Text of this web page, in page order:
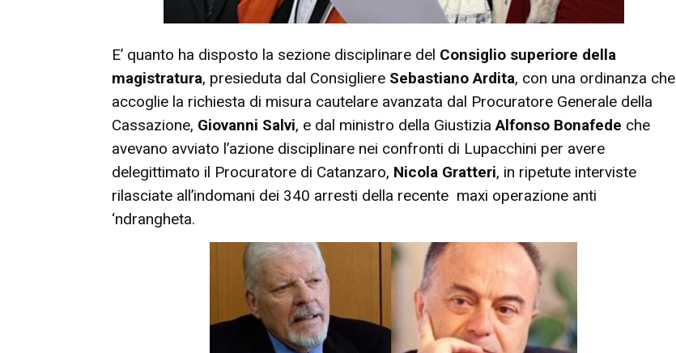
E’ quanto ha disposto la sezione disciplinare del Consiglio superiore della
magistratura, presieduta dal Consigliere Sebastiano Ardita, con una ordinanza che
accoglie la richiesta di misura cautelare avanzata dal Procuratore Generale della
Cassazione, Giovanni Salvi, e dal ministro della GiustiziaAlfonso Bonafede che
avevano avviato l’azione disciplinare nei confronti di Lupacchini per avere
delegittimato il Procuratore di Catanzaro, Nicola Gratteri, in ripetute interviste
rilasciate all’indomani dei 340 arresti della recente maxi operazione anti
‘ndrangheta.